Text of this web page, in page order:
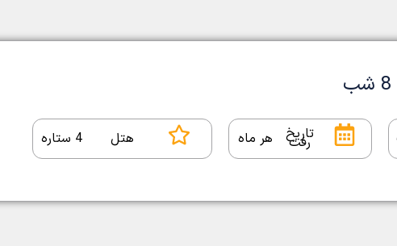
تاریخ
رفت هر ماه هتل 4 ستاره